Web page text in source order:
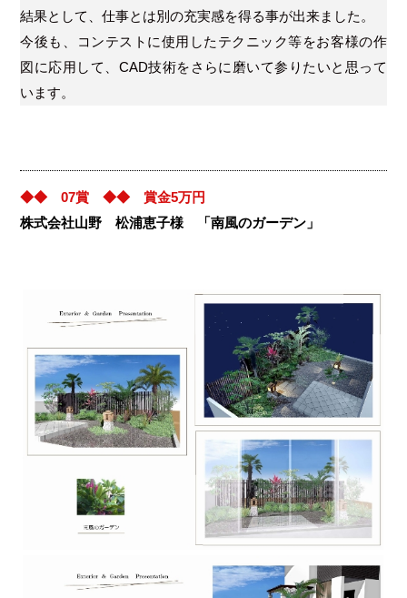
結果として、仕事とは別の充実感を得る事が出来ました。
今後も、コンテストに使用したテクニック等をお客様の作
図に応用して、CAD技術をさらに磨いて参りたいと思って
います。
◆◆ 07賞 ◆◆ 賞金5万円
株式会社山野 松浦恵子様 「南風のガーデン」